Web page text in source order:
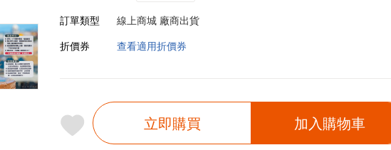
訂單類型
線上商城 廠商出貨
折價券
查看適用折價券
立即購買 加入購物車